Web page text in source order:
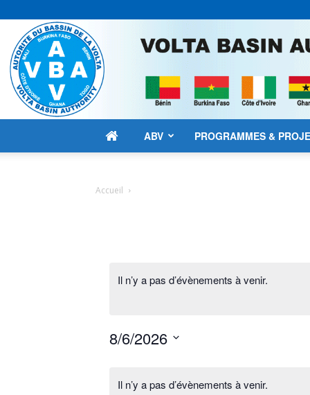
ABV PROGRAMMES &
Accueil
Il n’y a pas d’évènements à venir.
8/6/2026
Il n’y a pas d’évènements à venir.